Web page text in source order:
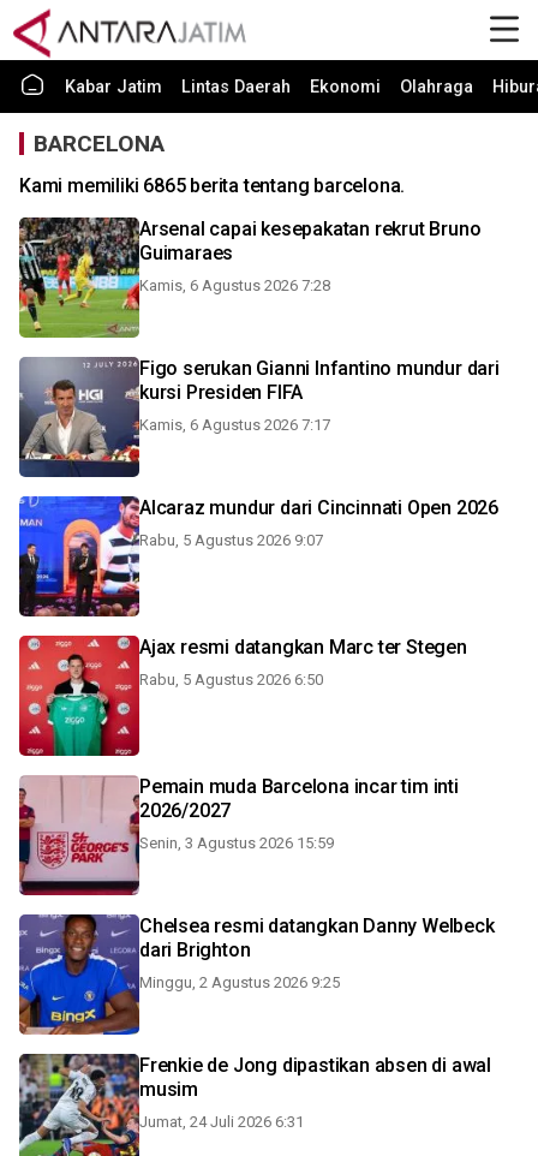
Kabar Jatim Lintas Daerah Ekonomi Olahraga
BARCELONA
Kami memiliki 6865 berita tentang barcelona.
Arsenal capai kesepakatan rekrut Bruno
Guimaraes
Kamis, 6 Agustus 2026 7:28
Figo serukan Gianni Infantino mundur dari
kursi Presiden FIFA
Kamis, 6 Agustus 2026 7:17
Alcaraz mundur dari Cincinnati Open 2026
Rabu, 5 Agustus 2026 9:07
Ajax resmi datangkan Marc ter Stegen
Rabu, 5 Agustus 2026 6:50
Pemain muda Barcelona incar tim inti
2026/2027
Senin, 3 Agustus 2026 15:59
Chelsea resmi datangkan Danny Welbeck
dari Brighton
Minggu, 2 Agustus 2026 9:25
Frenkie de Jong dipastikan absen di awal
musim
Jumat, 24 Juli 2026 6:31